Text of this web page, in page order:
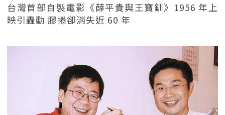
台灣首部自製電影《薛平貴與王寶釧》1956 年上
映引轟動 膠捲卻消失近 60 年